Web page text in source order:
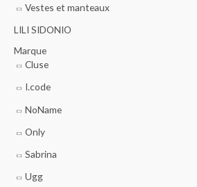
Vestes et manteaux
LILI SIDONIO
Marque
Cluse
I.code
NoName
Only
Sabrina
Ugg